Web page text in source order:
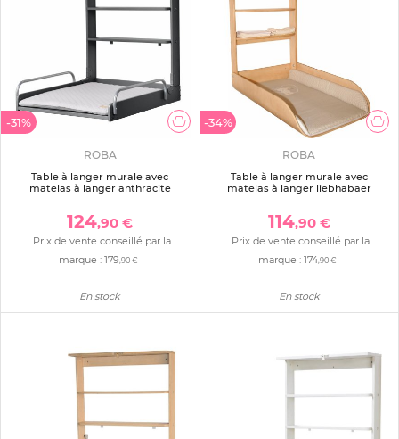
-31%
ROBA
Table à langer murale avec
matelas à langer anthracite
124,90 €
Prix de vente conseillé par la
marque : 179,90 €
En stock
-34%
ROBA
Table à langer murale avec
matelas à langer liebhabaer
114,90 €
Prix de vente conseillé par la
marque : 174,90 €
En stock